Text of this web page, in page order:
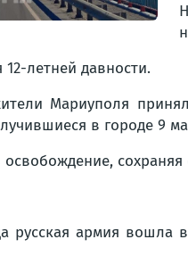
летней давности.
Мариуполя
в городе 9
сохраняя
русская армия